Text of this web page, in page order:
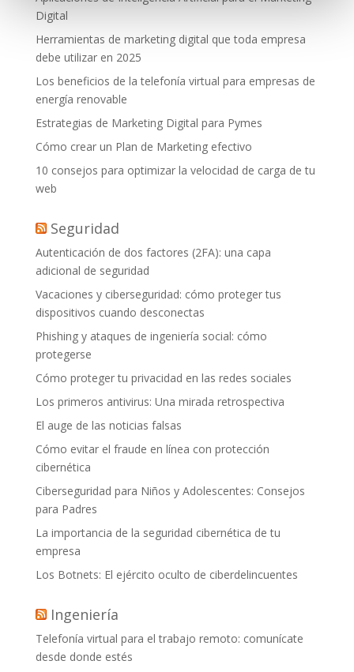
Digital
Herramientas de marketing digital que toda empresa
debe utilizar en 2025
Los beneficios de la telefonía virtual para empresas de
energía renovable
Estrategias de Marketing Digital para Pymes
Cómo crear un Plan de Marketing efectivo
10 consejos para optimizar la velocidad de carga de tu
web
Seguridad
Autenticación de dos factores (2FA): una capa
adicional de seguridad
Vacaciones y ciberseguridad: cómo proteger tus
dispositivos cuando desconectas
Phishing y ataques de ingeniería social: cómo
protegerse
Cómo proteger tu privacidad en las redes sociales
Los primeros antivirus: Una mirada retrospectiva
El auge de las noticias falsas
Cómo evitar el fraude en línea con protección
cibernética
Ciberseguridad para Niños y Adolescentes: Consejos
para Padres
La importancia de la seguridad cibernética de tu
empresa
Los Botnets: El ejército oculto de ciberdelincuentes
Ingeniería
Telefonía virtual para el trabajo remoto: comunícate
desde donde estés